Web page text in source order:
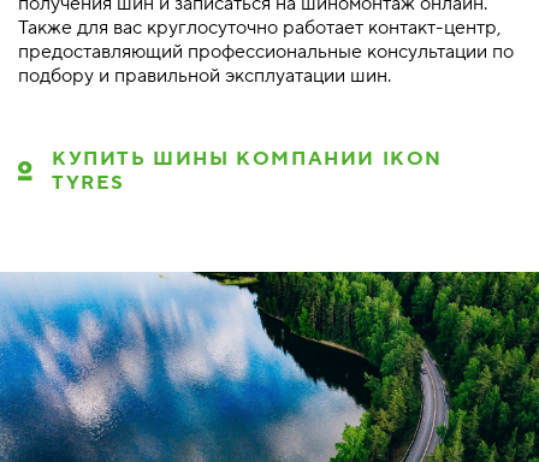
Также для вас круглосуточно работает контакт-центр,
предоставляющий профессиональные консультации по
подбору и правильной эксплуатации шин.
КУПИТЬ ШИНЫ КОМПАНИИ IKON
TYRES